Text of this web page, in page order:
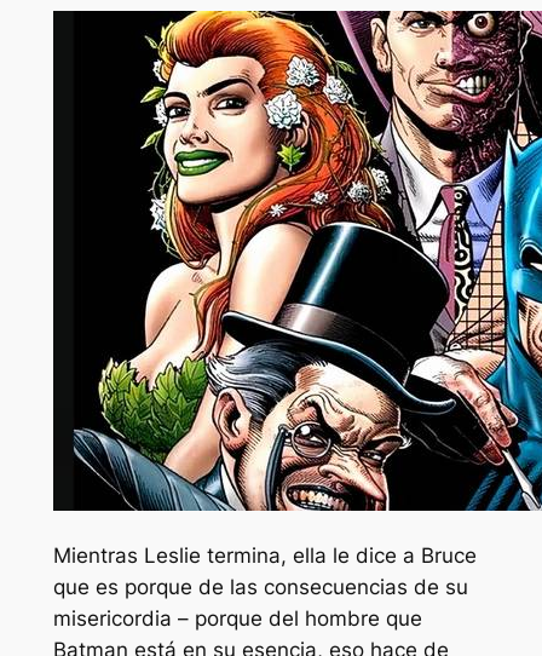
Mientras Leslie termina, ella le dice a Bruce
que es porque de las consecuencias de su
misericordia – porque del hombre que
Batman está en su esencia, eso hace de